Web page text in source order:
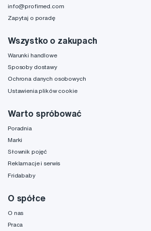
info@profimed.com
Zapytaj o poradę
Wszystko o zakupach
Warunki handlowe
Sposoby dostawy
Ochrona danych osobowych
Ustawienia plików cookie
Warto spróbować
Poradnia
Marki
Słownik pojęć
Reklamacje i serwis
Fridababy
O spółce
O nas
Praca